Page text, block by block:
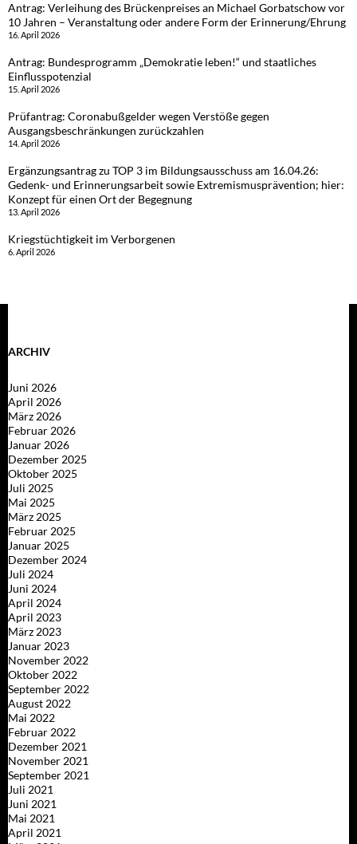
Antrag: Verleihung des Brückenpreises an Michael Gorbatschow vor
10 Jahren – Veranstaltung oder andere Form der Erinnerung/Ehrung
16. April 2026
Antrag: Bundesprogramm „Demokratie leben!“ und staatliches
Einflusspotenzial
15. April 2026
Prüfantrag: Coronabußgelder wegen Verstöße gegen
Ausgangsbeschränkungen zurückzahlen
14. April 2026
Ergänzungsantrag zu TOP 3 im Bildungsausschuss am 16.04.26:
Gedenk- und Erinnerungsarbeit sowie Extremismusprävention; hier:
Konzept für einen Ort der Begegnung
13. April 2026
Kriegstüchtigkeit im Verborgenen
6. April 2026
ARCHIV
Juni 2026
April 2026
März 2026
Februar 2026
Januar 2026
Dezember 2025
Oktober 2025
Juli 2025
Mai 2025
März 2025
Februar 2025
Januar 2025
Dezember 2024
Juli 2024
Juni 2024
April 2024
April 2023
März 2023
Januar 2023
November 2022
Oktober 2022
September 2022
August 2022
Mai 2022
Februar 2022
Dezember 2021
November 2021
September 2021
Juli 2021
Juni 2021
Mai 2021
April 2021